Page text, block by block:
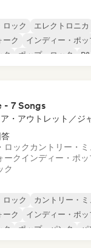
ロック エレクトロニカ
ーク
インディー・ポッ
ク
ポップ・ロック
- 7 Songs
ア・アウトレット／ジ
ロック カントリー・
ークインディー・ポッ
ク
ロック
カントリー・
ーク
インディー・ポッ
ク
ポップ・パンク